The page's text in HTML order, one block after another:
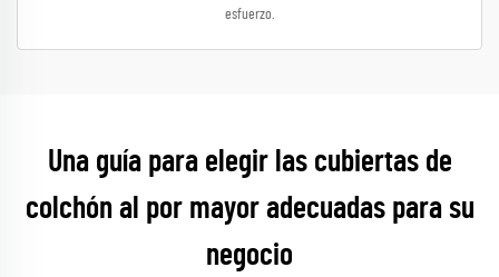
esfuerzo.
Una guía para elegir las cubiertas de
colchón al por mayor adecuadas para su
negocio